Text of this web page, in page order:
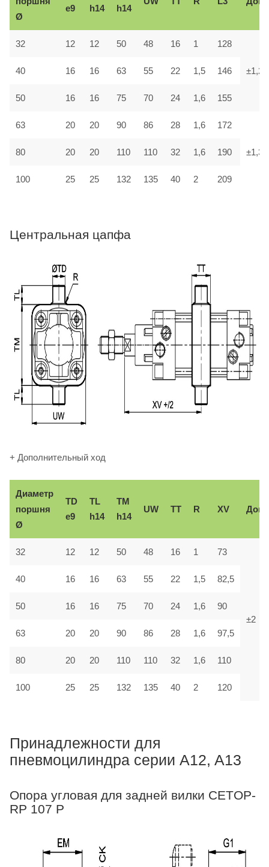
Ø
e9 h14 h14
32 12 12 50 48 16 1 128
±1,2
40 16 16 63 55 22 1,5 146
50 16 16 75 70 24 1,6 155
63 20 20 90 86 28 1,6 172
±1,3
80 20 20 110 110 32 1,6 190
100 25 25 132 135 40 2 209
Центральная цапфа
+ Дополнительный ход
Диаметр
поршня
Ø
TD
e9
TL
h14
TM
h14
UW TT R XV Доп.
32 12 12 50 48 16 1 73
±2
40 16 16 63 55 22 1,5 82,5
50 16 16 75 70 24 1,6 90
63 20 20 90 86 28 1,6 97,5
80 20 20 110 110 32 1,6 110
100 25 25 132 135 40 2 120
Принадлежности для
пневмоцилиндра серии A12, A13
Опора угловая для задней вилки CETOP-
RP 107 P